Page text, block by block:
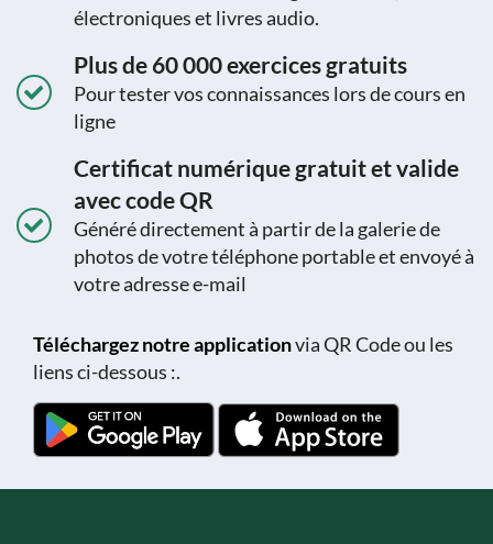
électroniques et livres audio.
Plus de 60 000 exercices gratuits
Pour tester vos connaissances lors de cours en
ligne
Certificat numérique gratuit et valide
avec code QR
Généré directement à partir de la galerie de
photos de votre téléphone portable et envoyé à
votre adresse e-mail
Téléchargez notre applicationvia QR Code ou les
liens ci-dessous :.